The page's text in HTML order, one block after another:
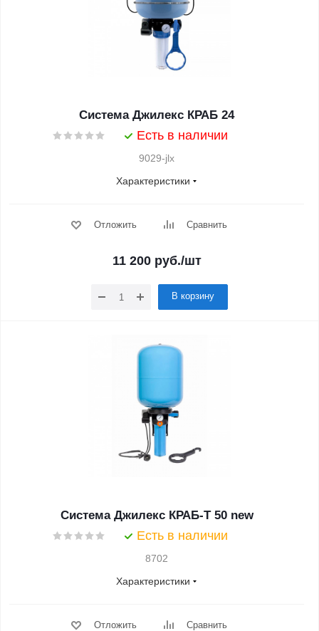
Система Джилекс КРАБ 24
Есть в наличии
9029-jlx
Характеристики
Отложить Сравнить
11 200 руб./шт
В корзину
Система Джилекс КРАБ-Т 50 new
Есть в наличии
8702
Характеристики
Отложить Сравнить